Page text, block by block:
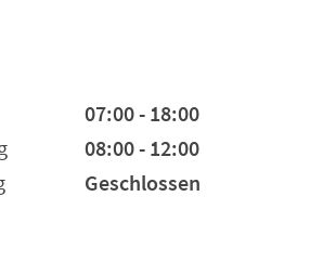
07:00 - 18:00
08:00 - 12:00
Geschlossen